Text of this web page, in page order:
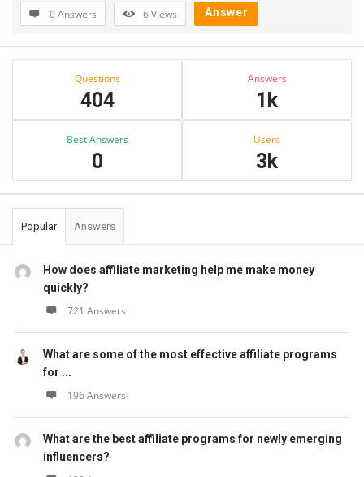
0 Answers 6Views Answer
Sidebar
Questions
404
Answers
1k
Best Answers
0
Users
3k
Popular Answers
How does affiliate marketing help me make money
quickly?
721 Answers
What are some of the most effective affiliate programs
for ...
196 Answers
What are the best affiliate programs for newly emerging
influencers?